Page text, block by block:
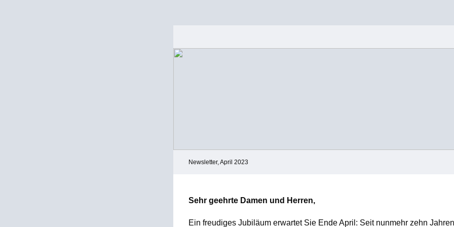
Newsletter, April 2023
Sehr geehrte Damen und Herren,
Ein freudiges Jubiläum erwartet Sie Ende April: Seit nunmehr zehn